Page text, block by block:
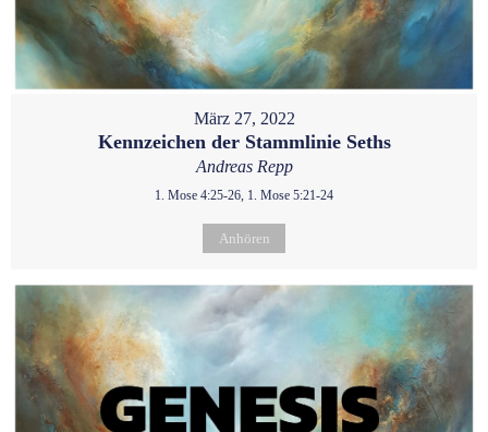
März 27, 2022
Kennzeichen der Stammlinie Seths
Andreas Repp
1. Mose 4:25-26, 1. Mose 5:21-24
Anhören